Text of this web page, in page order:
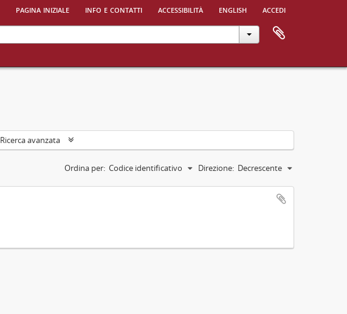
pagina iniziale info e contatti accessibilità english accedi
Ricerca avanzata
Ordina per: Codice identificativo Direzione: Decrescente